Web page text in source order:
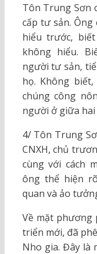
Tôn Trung Sơn
cấp tư sản.
hiểu trước,
không hiểu.
người tư sản,
họ. Không
chúng công
người ở giữa
4/ Tôn Trung
CNXH, chủ
cùng với cách
ông thể hiện
quan và ảo
Về mặt phương
triển mới, đã
Nho gia. Đây là